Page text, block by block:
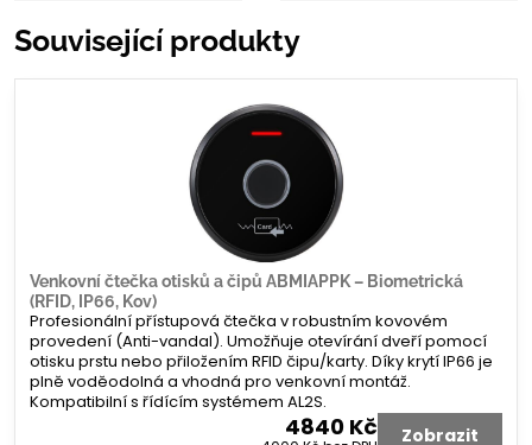
Související produkty
Venkovní čtečka otisků a čipů ABMIAPPK – Biometrická
(RFID, IP66, Kov)
Profesionální přístupová čtečka v robustním kovovém
provedení (Anti-vandal). Umožňuje otevírání dveří pomocí
otisku prstu nebo přiložením RFID čipu/karty. Díky krytí IP66 je
plně voděodolná a vhodná pro venkovní montáž.
Kompatibilní s řídícím systémem AL2S.
4840 Kč Zobrazit